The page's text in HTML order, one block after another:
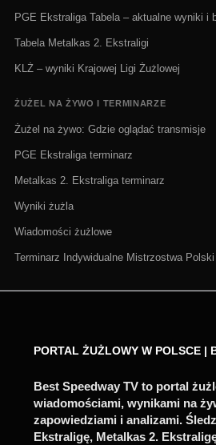
PGE Ekstraliga Tabela – aktualne wyniki i
Tabela Metalkas 2. Ekstraligi
KLŻ – wyniki Krajowej Ligi Żużlowej
ŻUŻEL NA ŻYWO I TERMINARZE
Żużel na żywo: Gdzie oglądać transmisje
PGE Ekstraliga terminarz
Metalkas 2. Ekstraliga terminarz
Wyniki żużla
Wiadomości żużlowe
Terminarz Indywidualne Mistrzostwa
PORTAL ŻUŻLOWY W POLSCE |
Best Speedway TV to portal
wiadomościami, wynikami na
zapowiedziami i analizami.
Ekstraligę, Metalkas 2.